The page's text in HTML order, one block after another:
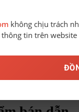
không chịu trách
tin trên website